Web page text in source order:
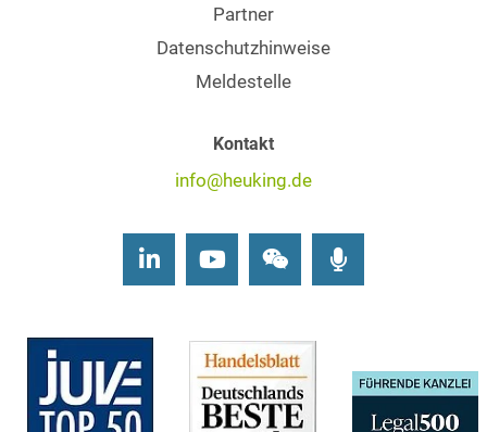
Partner
Datenschutzhinweise
Meldestelle
Kontakt
info@heuking.de
LinkedInYoutubeWechat